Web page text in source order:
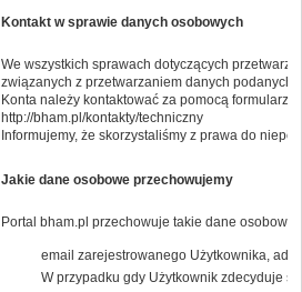
Kontakt w sprawie danych osobowych
We wszystkich sprawach dotyczących
związanych z przetwarzaniem danych podanych
Konta należy kontaktować za pomocą
http://bham.pl/kontakty/techniczny
Informujemy, że skorzystaliśmy z prawa do
Jakie dane osobowe przechowujemy
Portal bham.pl przechowuje takie dane osobowe
email zarejestrowanego Użytkownika,
W przypadku gdy Użytkownik zdecyduje